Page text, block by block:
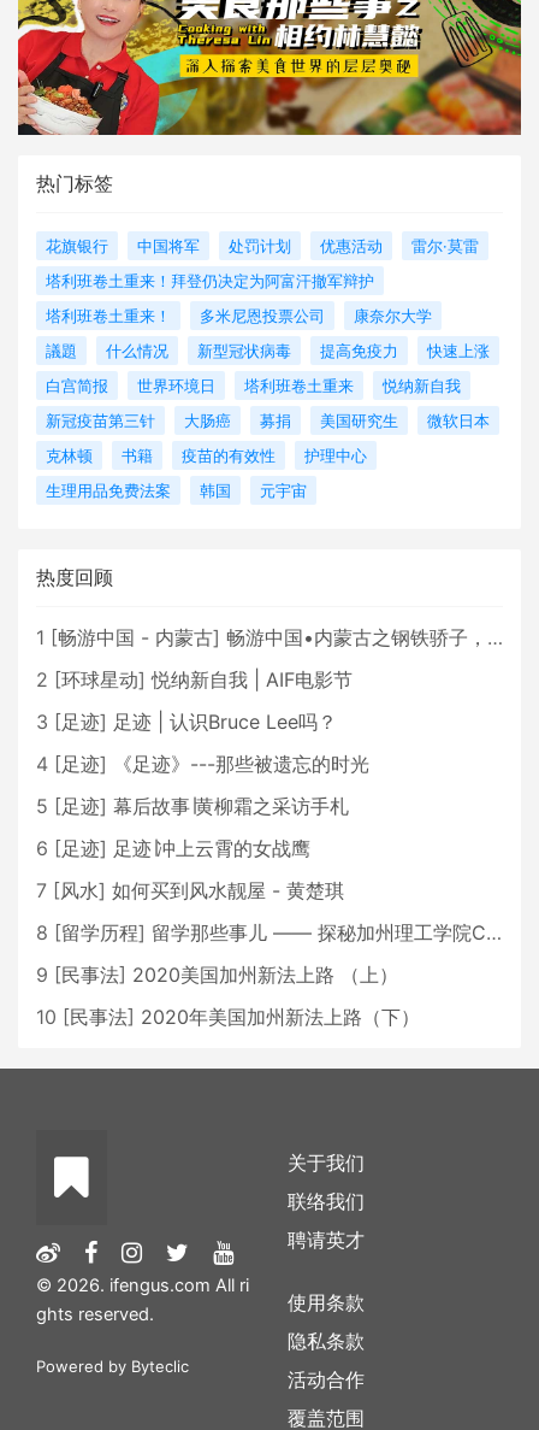
热门标签
花旗银行 中国将军 处罚计划 优惠活动
雷尔·莫雷
塔利班卷土重来！拜登仍决定为阿富汗撤军辩护
塔利班卷土重来！
多米尼恩投票公司
康奈尔大学
議題
什么情况 新型冠状病毒 提高免疫力
快速上涨
白宫简报
世界环境日 塔利班卷土重来
悦纳新自我
新冠疫苗第三针
大肠癌 募捐 美国研究生
微软日本
克林顿
书籍 疫苗的有效性
护理中心
生理用品免费法案
韩国 元宇宙
热度回顾
1 [畅游中国 - 内蒙古] 畅游中国•内蒙古之钢铁骄子，魅力包头
2 [环球星动] 悦纳新自我 | AIF电影节
3 [足迹] 足迹 | 认识Bruce Lee吗？
4 [足迹]
《足迹》---那些被遗忘的时光
5 [足迹] 幕后故事∣黄柳霜之采访手札
6 [足迹] 足迹∣冲上云霄的女战鹰
7 [风水] 如何买到风水靓屋 - 黄楚琪
8 [留学历程] 留学那些事儿 —— 探秘加州理工学院Caltech博士生活 [上集]
9 [民事法] 2020美国加州新法上路 （上）
10 [民事法] 2020年美国加州新法上路（下）
© 2026. ifengus.com All ri
ghts reserved.
Powered by Byteclic
关于我们
联络我们
聘请英才
使用条款
隐私条款
活动合作
覆盖范围